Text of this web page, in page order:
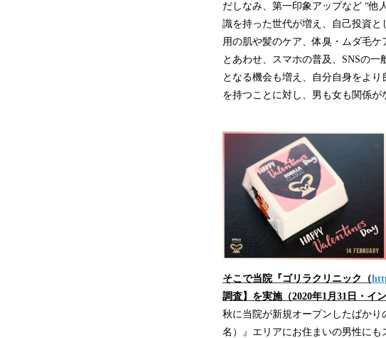
だしなみ、第一印象アップなど “他
識を持った世代が増え、自己投資
用の肌や髪のケア、体臭・ムダ毛
とあわせ、スマホの普及、SNSの
となる機会も増え、自分自身をよ
を持つことに対し、男も女も関係が
そこで当院『ゴリラクリニック（
調査】を実施（2020年1月31日・イ
秋に当院が新規オープンしたばかり
名）』エリアにお住まいの男性にも